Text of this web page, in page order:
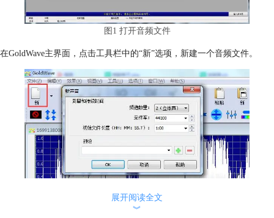
图1 打开音频文件
在GoldWave主界面，点击工具栏中的“新”选项，新建一个音频文件。
展开阅读全文
︾